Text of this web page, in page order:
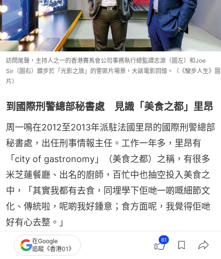
訪問尾聲，主持人之一的香港賽馬會公司事務執行總監譚志源（圖左）和Joe
Sir（圖右）踱步於「光影之旅」的警匪片場景，大談電影回憶。（《駿步人生》圖
片）
到國際刑警總部秘書處 見識「美食之都」里昂
周一鳴在2012至2013年派駐法國里昂的國際刑警總部
秘書處，出任刑事情報主任。工作一年多，里昂有
「city of gastronomy」（美食之都）之稱，有很多
米芝蓮餐廳、出名的廚師，百忙中也抽空投入美食之
中，「其實我都有去食，同埋學下佢哋一啲嘅細節文
化、傳統啦，呢啲我好鍾意；食方面呢，我覺得佢哋
好有心去整。」
最喜歡里一間中菜館：當「思鄉」時就去光顧
在Google
追蹤《香港01》
61